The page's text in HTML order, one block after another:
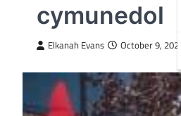
cymunedol
Elkanah Evans October 9, 2022